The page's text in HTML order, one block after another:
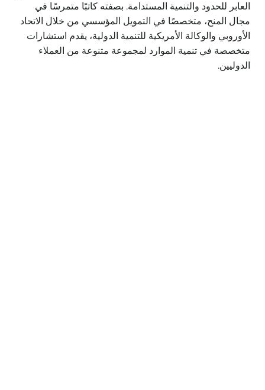
العابر للحدود والتنمية المستدامة. بصفته كاتبًا متمرسًا في
مجال المنح، متخصصًا في التمويل المؤسسي من خلال الاتحاد
الأوروبي والوكالة الأمريكية للتنمية الدولية، يقدم استشارات
متخصصة في تنمية الموارد لمجموعة متنوعة من العملاء
الدوليين.